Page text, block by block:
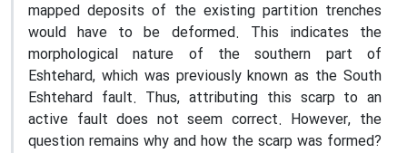
mapped deposits of the existing partition trenches
would have to be deformed. This indicates the
morphological nature of the southern part of
Eshtehard, which was previously known as the South
Eshtehard fault. Thus, attributing this scarp to an
active fault does not seem correct. However, the
question remains why and how the scarp was formed?